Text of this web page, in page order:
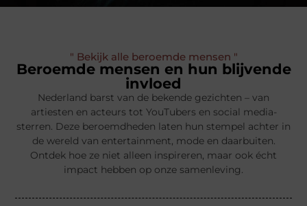
" Bekijk alle beroemde mensen "
Beroemde mensen en hun blijvende
invloed
Nederland barst van de bekende gezichten – van
artiesten en acteurs tot YouTubers en social media-
sterren. Deze beroemdheden laten hun stempel achter in
de wereld van entertainment, mode en daarbuiten.
Ontdek hoe ze niet alleen inspireren, maar ook écht
impact hebben op onze samenleving.